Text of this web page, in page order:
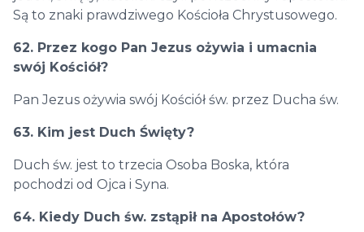
Są to znaki prawdziwego Kościoła Chrystusowego.
62. Przez kogo Pan Jezus ożywia i umacnia
swój Kościół?
Pan Jezus ożywia swój Kościół św. przez Ducha św.
63. Kim jest Duch Święty?
Duch św. jest to trzecia Osoba Boska, która
pochodzi od Ojca i Syna.
64. Kiedy Duch św. zstąpił na Apostołów?